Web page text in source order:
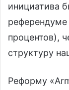
инициатива
процентов),
структуру
Реформу